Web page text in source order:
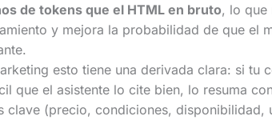
de tokens que el HTML en bruto, lo que
y mejora la probabilidad de que el
esto tiene una derivada clara: si tu
que el asistente lo cite bien, lo resuma
clave (precio, condiciones, disponibilidad,